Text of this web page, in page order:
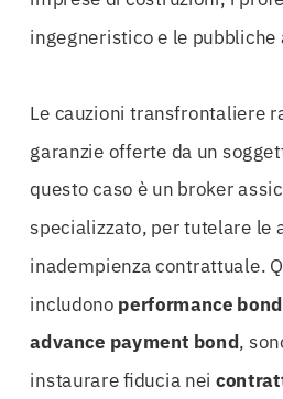
ingegneristico e le
Le cauzioni transfrontaliere
garanzie offerte da un
questo caso è un broker
specializzato, per tutelare le
inadempienza contrattuale.
includono performance bond
advance payment bond,
instaurare fiducia nei